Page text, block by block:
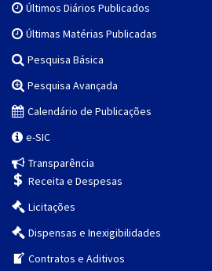
Últimos Diários Publicados
Últimas Matérias Publicadas
Pesquisa Básica
Pesquisa Avançada
Calendário de Publicações
e-SIC
Transparência
Receita e Despesas
Licitações
Dispensas e Inexigibilidades
Contratos e Aditivos